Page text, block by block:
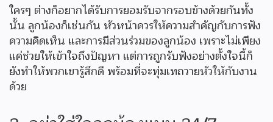
ใครๆ ต่างก็อยากได้รับการยอมรับจากรอบข้างด้วยกันทั้ง
นั้น ลูกน้องก็เช่นกัน หัวหน้าควรให้ความสำคัญกับการฟัง
ความคิดเห็น และการมีส่วนร่วมของลูกน้อง เพราะไม่เพียง
แค่ช่วยให้เข้าใจถึงปัญหา แต่การถูกรับฟังอย่างตั้งใจนี้ก็
ยังทำให้พวกเขารู้สึกดี พร้อมที่จะทุ่มเทถวายหัวให้กับงาน
ด้วย